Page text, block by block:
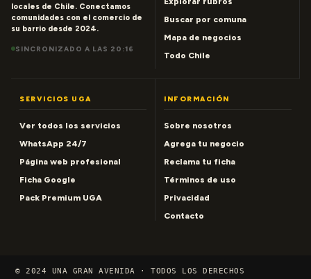
locales de Chile. Conectamos
comunidades con el comercio de
su barrio desde 2024.
SINCRONIZADO A LAS 20:16
Buscar por comuna
Mapa de negocios
Todo Chile
SERVICIOS UGA
Ver todos los servicios
WhatsApp 24/7
Página web profesional
Ficha Google
Pack Premium UGA
INFORMACIÓN
Sobre nosotros
Agrega tu negocio
Reclama tu ficha
Términos de uso
Privacidad
Contacto
© 2024 UNA GRAN AVENIDA · TODOS LOS DERECHOS